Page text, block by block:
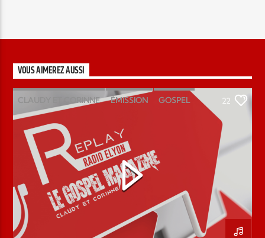
VOUS AIMEREZ AUSSI
CLAUDY ET CORINNE ÉMISSION GOSPEL
MAGAZINE
22